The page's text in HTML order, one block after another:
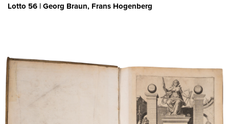
Lotto 56 | Georg Braun, Frans Hogenberg